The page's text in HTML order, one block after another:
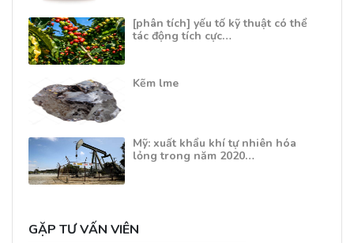
[phân tích] yếu tố kỹ thuật có thể
tác động tích cực…
Kẽm lme
Mỹ: xuất khẩu khí tự nhiên hóa
lỏng trong năm 2020…
GẶP TƯ VẤN VIÊN